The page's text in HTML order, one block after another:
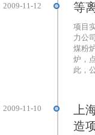
2009-11-12 等
项目
力公
煤粉
炉，
此，
2009-11-10
上
造